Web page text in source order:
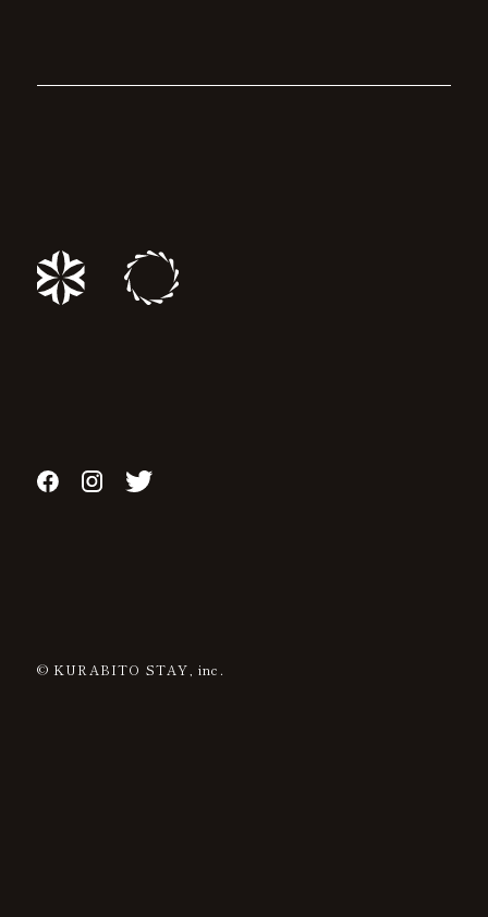
© KURABITO STAY, inc.